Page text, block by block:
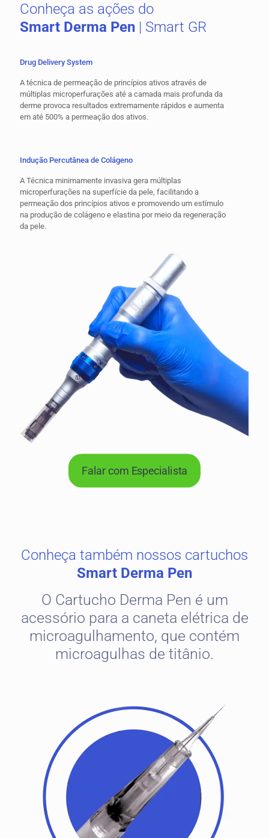
Conheça as ações do
Smart Derma Pen | Smart GR
Drug Delivery System
A técnica de permeação de princípios ativos através de
múltiplas microperfurações até a camada mais profunda da
derme provoca resultados extremamente rápidos e aumenta
em até 500% a permeação dos ativos.
Indução Percutânea de Colágeno
A Técnica minimamente invasiva gera múltiplas
microperfurações na superfície da pele, facilitando a
permeação dos princípios ativos e promovendo um estímulo
na produção de colágeno e elastina por meio da regeneração
da pele.
Falar com Especialista
Conheça também nossos cartuchos
Smart Derma Pen
O Cartucho Derma Pen é um
acessório para a caneta elétrica de
microagulhamento, que contém
microagulhas de titânio.